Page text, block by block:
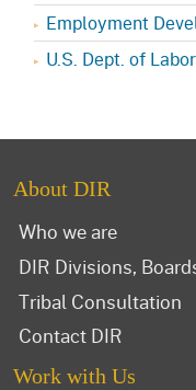
Employment
U.S. Dept. of Labor
About DIR
Who we are
DIR Divisions,
Tribal Consultation
Contact DIR
Work with Us